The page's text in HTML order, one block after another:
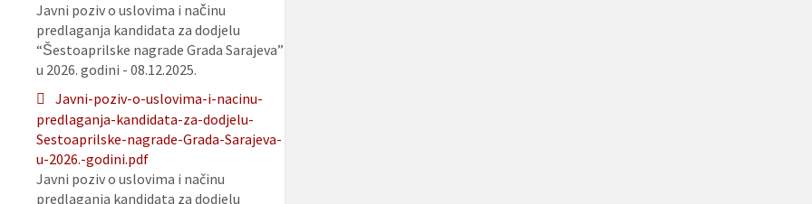
Javni poziv o uslovima i načinu
predlaganja kandidata za dodjelu
“Šestoaprilske nagrade Grada Sarajeva”
u 2026. godini - 08.12.2025.
Javni-poziv-o-uslovima-i-nacinu-
predlaganja-kandidata-za-dodjelu-
Sestoaprilske-nagrade-Grada-Sarajeva-
u-2026.-godini.pdf
Javni poziv o uslovima i načinu
predlaganja kandidata za dodjelu